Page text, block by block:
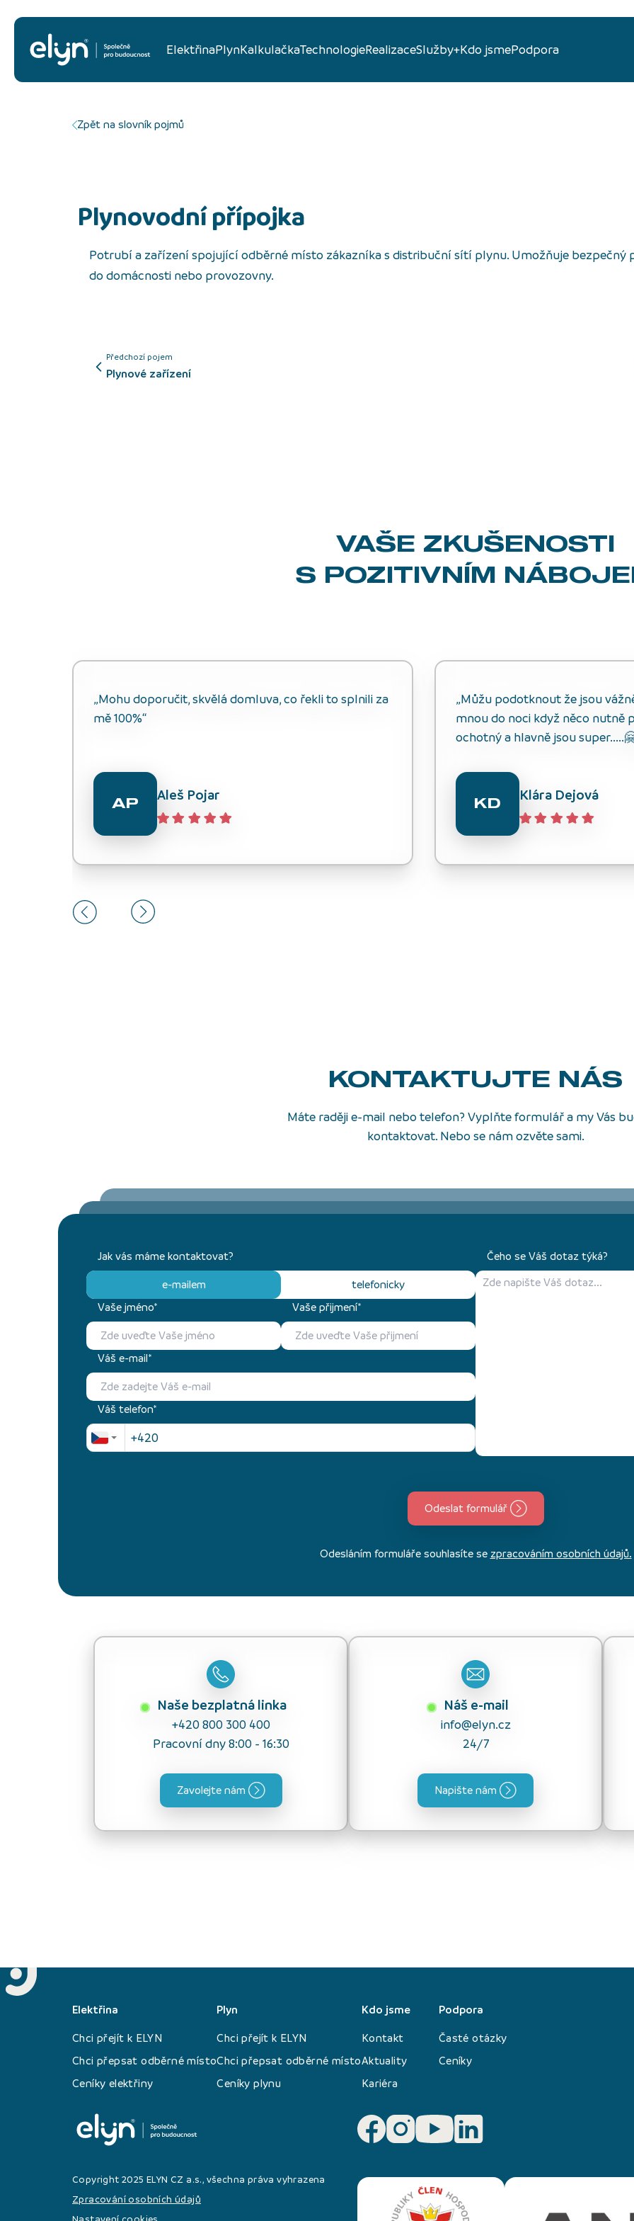
ElektřinaPlynKalkulačkaTechnologieRealizaceSlužby+Kdo jsmePodpora
Zpět na slovník pojmů
Plynovodní přípojka
Potrubí a zařízení spojující odběrné místo zákazníka s distribuční sítí plynu. Umožňuje bezpečný
do domácnosti nebo provozovny.
Předchozí pojem
Plynové zařízení
VAŠE ZKUŠENOSTI
S POZITIVNÍM
„Mohu doporučit, skvělá domluva, co řekli to splnili za
mě 100%“
AP Aleš Pojar
„Můžu podotknout že jsou
mnou do noci když něco nutně
ochotný a hlavně jsou
KD Klára Dejová
KONTAKTUJTE NÁS
Máte raději e-mail nebo telefon? Vyplňte formulář a my Vás
kontaktovat. Nebo se nám ozvěte sami.
Jak vás máme kontaktovat?
e-mailem
telefonicky
Vaše jméno*
Vaše přijmení*
Váš e-mail*
Váš telefon*
Čeho se Váš dotaz týká?
Odeslat formulář
Odesláním formuláře souhlasíte se zpracováním osobních údajů.
Naše bezplatná linka
+420 800 300 400
Pracovní dny 8:00 - 16:30
Zavolejte nám
Náš e-mail
info@elyn.cz
24/7
Napište nám
Elektřina
Chci přejít k ELYN
Chci přepsat odběrné místo
Ceníky elektřiny
Plyn
Chci přejít k ELYN
Chci přepsat odběrné místo
Ceníky plynu
Kdo jsme
Kontakt
Aktuality
Kariéra
Podpora
Časté otázky
Ceníky
Copyright 2025 ELYN CZ a.s., všechna práva vyhrazena
Zpracování osobních údajů